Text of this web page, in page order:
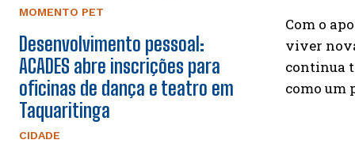
MOMENTO PET
Desenvolvimento pessoal:
ACADES abre inscrições para
oficinas de dança e teatro em
Taquaritinga
CIDADE
Com o
viver
continua
como um